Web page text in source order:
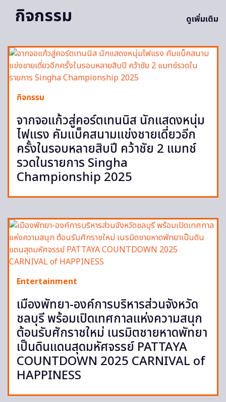
กิจกรรม ดูเพิ่มเติม
กิจกรรม
จากจอแก้วสู่คอร์ตเทนนิส นักแสดงหนุ่ม
ไฟแรง คัมแบ็คสนามแข่งชายเดี่ยวอีก
ครั้งในรอบหลายสิบปี คว้าชัย 2 แมทช์
รวดในรายการ Singha
Championship 2025
Entertainment
เมืองพัทยา-องค์การบริหารส่วนจังหวัด
ชลบุรี พร้อมเปิดเทศกาลแห่งความสนุก
ต้อนรับศักราชใหม่ เนรมิตชายหาดพัทยา
เป็นดินแดนสุดมหัศจรรย์ PATTAYA
COUNTDOWN 2025 CARNIVAL of
HAPPINESS